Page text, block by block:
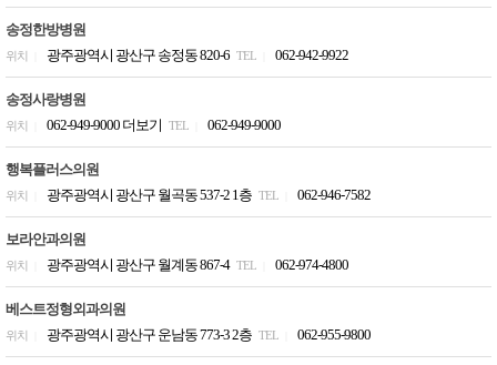
송정한방병원
위치 광주광역시 광산구 송정동 820-6 TEL 062-942-9922
송정사랑병원
위치 062-949-9000 더보기 TEL 062-949-9000
행복플러스의원
위치 광주광역시 광산구 월곡동 537-2 1층 TEL 062-946-7582
보라안과의원
위치 광주광역시 광산구 월계동 867-4 TEL 062-974-4800
베스트정형외과의원
위치 광주광역시 광산구 운남동 773-3 2층 TEL 062-955-9800